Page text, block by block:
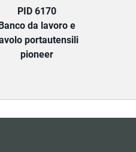
PID 6170
da lavoro e
portautensili
pioneer